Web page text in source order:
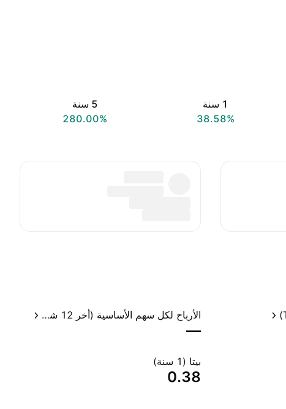
‎1‎ سنة
38.58%
‎5‎ سنة
280.00%
الأرباح لكل سهم الأساسية (أخر 12 شهر)
—
بيتا (1 سنة)
0.38